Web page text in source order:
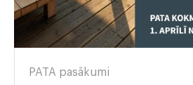
PATA pasākumi